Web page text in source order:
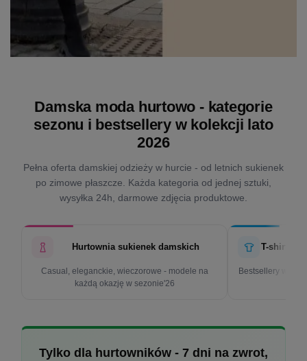
Damska moda hurtowo - kategorie
sezonu i bestsellery w kolekcji lato
2026
Pełna oferta damskiej odzieży w hurcie - od letnich sukienek
po zimowe płaszcze. Każda kategoria od jednej sztuki,
wysyłka 24h, darmowe zdjęcia produktowe.
Hurtownia sukienek damskich
Casual, eleganckie, wieczorowe - modele na
każdą okazję w sezonie'26
T-shirty
Bestsellery w
Tylko dla hurtowników - 7 dni na zwrot,